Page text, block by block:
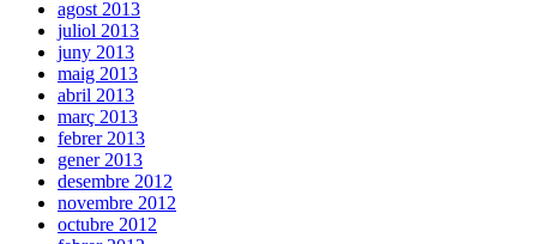
agost 2013
juliol 2013
juny 2013
maig 2013
abril 2013
març 2013
febrer 2013
gener 2013
desembre 2012
novembre 2012
octubre 2012